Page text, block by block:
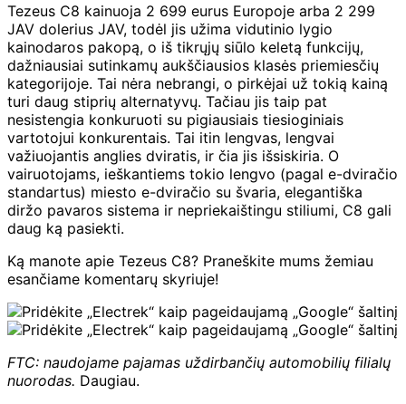
Tezeus C8 kainuoja 2 699 eurus Europoje arba 2 299
JAV dolerius JAV, todėl jis užima vidutinio lygio
kainodaros pakopą, o iš tikrųjų siūlo keletą funkcijų,
dažniausiai sutinkamų aukščiausios klasės priemiesčių
kategorijoje. Tai nėra nebrangi, o pirkėjai už tokią kainą
turi daug stiprių alternatyvų. Tačiau jis taip pat
nesistengia konkuruoti su pigiausiais tiesioginiais
vartotojui konkurentais. Tai itin lengvas, lengvai
važiuojantis anglies dviratis, ir čia jis išsiskiria. O
vairuotojams, ieškantiems tokio lengvo (pagal e-dviračio
standartus) miesto e-dviračio su švaria, elegantiška
diržo pavaros sistema ir nepriekaištingu stiliumi, C8 gali
daug ką pasiekti.
Ką manote apie Tezeus C8? Praneškite mums žemiau
esančiame komentarų skyriuje!
FTC: naudojame pajamas uždirbančių automobilių filialų
nuorodas. Daugiau.